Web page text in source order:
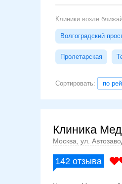
Клиники возле
Волгоградский
Пролетарская
Сортировать: по
Клиника
Москва, ул.
142 отзыва